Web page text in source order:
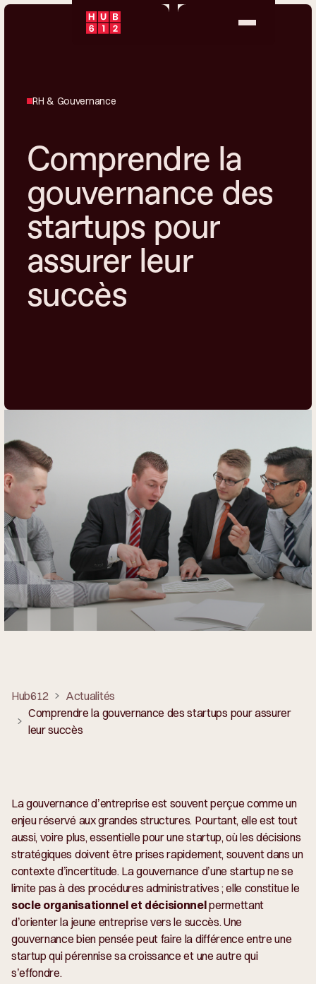
RH & Gouvernance
Comprendre la
gouvernance des
startups pour
assurer leur
succès
Hub612
Actualités
Comprendre la gouvernance des startups pour assurer
leur succès
La gouvernance d’entreprise est souvent perçue comme un
enjeu réservé aux grandes structures. Pourtant, elle est tout
aussi, voire plus, essentielle pour une startup, où les décisions
stratégiques doivent être prises rapidement, souvent dans un
contexte d’incertitude. La gouvernance d’une startup ne se
limite pas à des procédures administratives ; elle constitue le
socle organisationnel et décisionnelpermettant
d’orienter la jeune entreprise vers le succès. Une
gouvernance bien pensée peut faire la différence entre une
startup qui pérennise sa croissance et une autre qui
s’effondre.